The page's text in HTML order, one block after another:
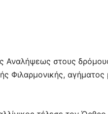
Αναλήψεως στους
Φιλαρμονικής,